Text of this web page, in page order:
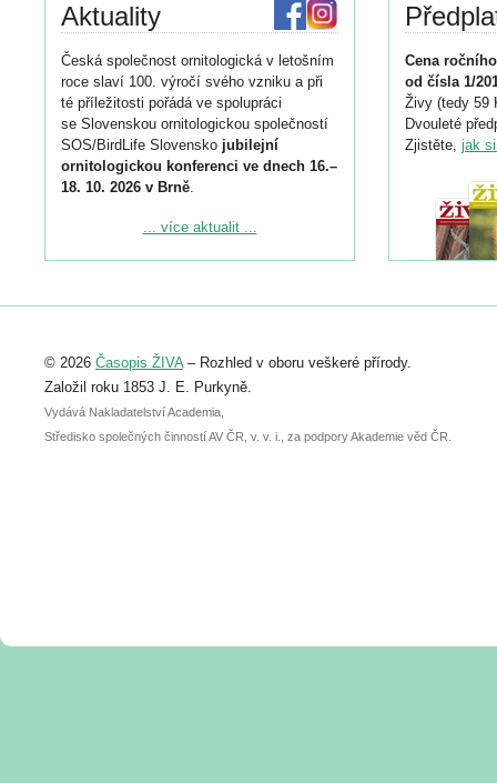
Aktuality
Česká společnost ornitologická v letošním
roce slaví 100. výročí svého vzniku a při
té příležitosti pořádá ve spolupráci
se Slovenskou ornitologickou společností
SOS/BirdLife Slovensko jubilejní
ornitologickou konferenci ve dnech 16.–
18. 10. 2026 v Brně.
Podrobnější informace ke konferenci
Registrovat se můžete do 6. září.
abstraktu přihlášené přednášky nebo
posteru je už 30. června.
... více aktualit ...
Cena
od čísla 1/
Živy (tedy 59
Dvouleté
Zjistěte, jak
© 2026 Časopis ŽIVA– Rozhled v oboru veškeré přírody.
Založil roku 1853 J. E. Purkyně.
Vydává Nakladatelství Academia,
Středisko společných činností AV ČR, v. v. i., za podpory Akademie věd ČR.